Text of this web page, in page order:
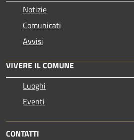
Notizie
Comunicati
Avvisi
VIVERE IL COMUNE
Luoghi
Eventi
CONTATTI